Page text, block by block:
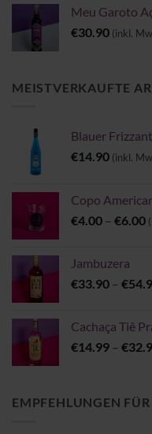
Meu Garoto
€30.90 (inkl.
MEISTVERKAUFTE
Blauer
€14.90 (inkl.
Copo
€4.00 – €6.00
Jambuzera
€33.90 – €
Cachaça Tiê
€14.99 – €
EMPFEHLUNGEN